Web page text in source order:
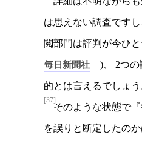
は思えない調査ですし
閲部門は評判が今ひ
毎日新聞社 )、 2つ
的とは言えるでしょう
[37]
そのような状態で
を誤りと断定したの